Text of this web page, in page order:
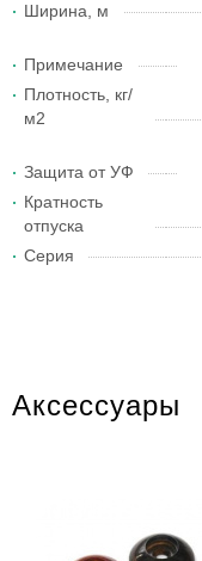
Ширина, м
Примечание
Плотность, кг/
м2
Защита от УФ
Кратность
отпуска
Серия
Аксессуары